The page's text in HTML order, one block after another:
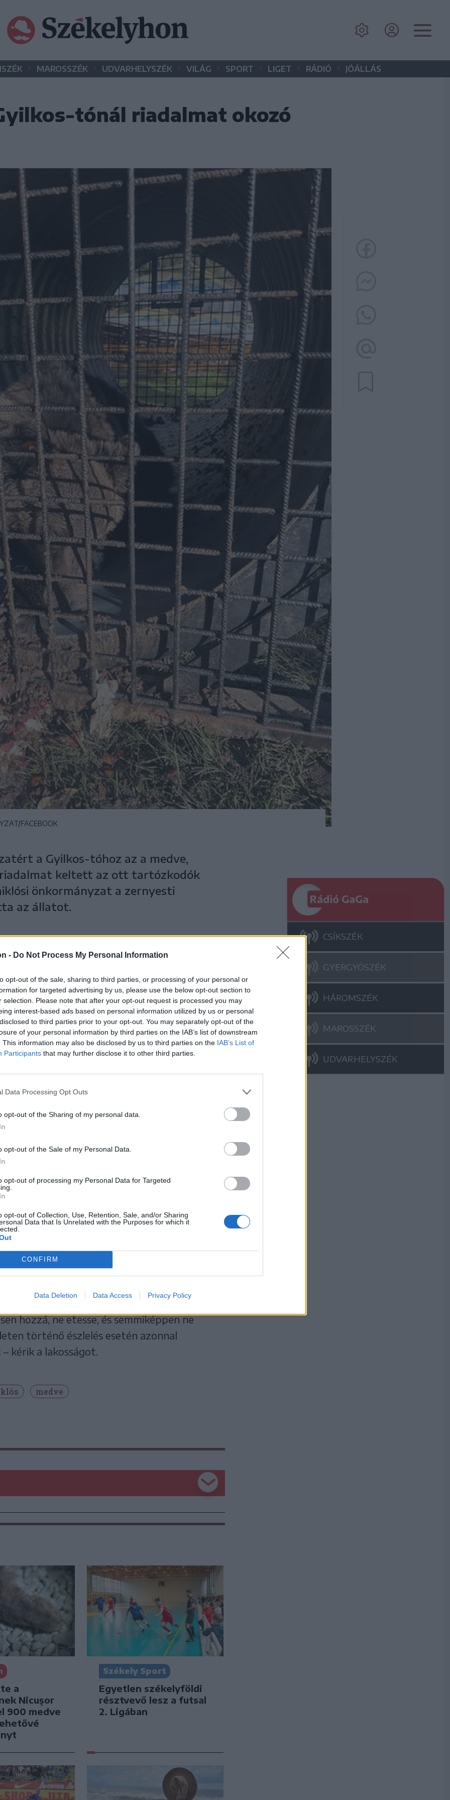
- Do Not Process My Personal Information
opt-out of the sale, sharing to third parties, or processing of your personal or
for targeted advertising by us, please use the below opt-out section to
selection. Please note that after your opt-out request is processed you may
interest-based ads based on personal information utilized by us or personal
to third parties prior to your opt-out. You may separately opt-out of the
of your personal information by third parties on the IAB’s list of downstream
This information may also be disclosed by us to third parties on the IAB’s List of
Participants that may further disclose it to other third parties.
Data Processing Opt Outs
opt-out of the Sharing of my personal data.
opt-out of the Sale of my Personal Data.
opt-out of processing my Personal Data for Targeted
opt-out of Collection, Use, Retention, Sale, and/or Sharing
Data that Is Unrelated with the Purposes for which it
CONFIRM
Data Deletion Data Access Privacy Policy
• MAROSSZÉK • UDVARHELYSZÉK • VILÁG • SPORT • LIGET • RÁDIÓ • JÓÁLLÁS
tónál riadalmat okozó
FACEBOOK
a Gyilkos-tóhoz az a medve,
keltett az ott tartózkodók
önkormányzat a zernyesti
az állatot.
találatokban elöl legyen a Székelyhon!
városvezetés a medvét – amely
azért, mert az egyed a medve-
szerepelt – Tölgyes határába, a
tért vissza csütörtökön a Gyilkos-
lépett a Természeti Értékek
pentru Conservarea Valorilor
állat elszállításáról. Tájékoztatásuk
medvemenhelyre
felhívja a figyelmet, hogy aki
hozzá, ne etesse, és semmiképpen ne
történő észlelés esetén azonnal
kérik a lakosságot.
medve
Rádió GaGa
CSÍKSZÉK
GYERGYÓSZÉK
HÁROMSZÉK
MAROSSZÉK
UDVARHELYSZÉK
a
Nicușor
900 medve
Székely Sport
Egyetlen székelyföldi
résztvevő lesz a futsal
2. Ligában